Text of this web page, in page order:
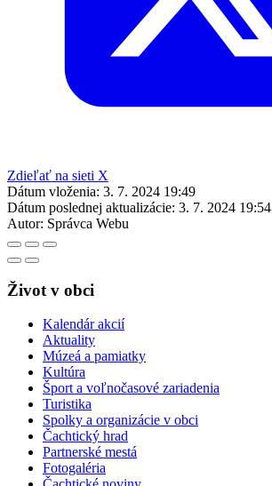
Zdieľať na sieti X
Dátum vloženia: 3. 7. 2024 19:49
Dátum poslednej aktualizácie: 3. 7. 2024 19:54
Autor: Správca Webu
Život v obci
Kalendár akcií
Aktuality
Múzeá a pamiatky
Kultúra
Šport a voľnočasové zariadenia
Turistika
Spolky a organizácie v obci
Čachtický hrad
Partnerské mestá
Fotogaléria